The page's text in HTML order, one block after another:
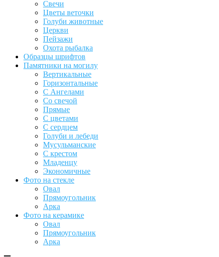
Свечи
Цветы веточки
Голуби животные
Церкви
Пейзажи
Охота рыбалка
Образцы шрифтов
Памятники на могилу
Вертикальные
Горизонтальные
С Ангелами
Со свечой
Прямые
С цветами
С сердцем
Голуби и лебеди
Мусульманские
С крестом
Младенцу
Экономичные
Фото на стекле
Овал
Прямоугольник
Арка
Фото на керамике
Овал
Прямоугольник
Арка